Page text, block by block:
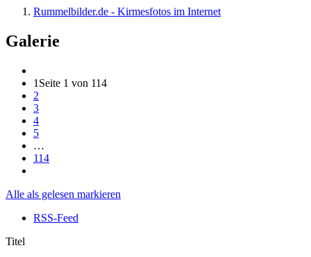
Rummelbilder.de - Kirmesfotos im Internet
Galerie
1 Seite 1 von 114
2
3
4
5
…
114
Alle als gelesen markieren
RSS-Feed
Titel